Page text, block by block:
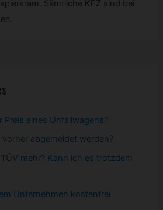
Sämtliche KFZ sind bei
Preis eines Unfallwagens?
vorher abgemeldet werden?
mehr? Kann ich es trotzdem
Unternehmen kostenfrei